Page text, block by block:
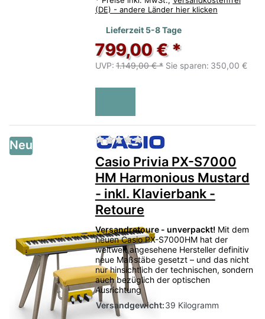
(DE) - andere Länder hier klicken
Lieferzeit 5-8 Tage
799,00 € *
UVP: 1.149,00 € * Sie sparen: 350,00 €
Neu Zu diesem Produkt liegen
Casio Privia PX-S7000
HM Harmonious Mustard
- inkl. Klavierbank -
Retoure
Versandretoure - unverpackt!Mit dem
neuen Casio PX-S7000HM hat der
weltweit angesehene Hersteller definitiv
neue Maßstäbe gesetzt – und das nicht
nur hinsichtlich der technischen, sondern
auch bezüglich der optischen
Ausrichtung
Versandgewicht:39 Kilogramm